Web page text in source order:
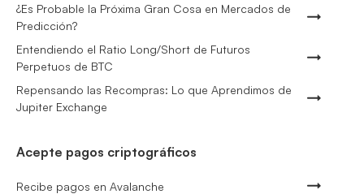
¿Es Probable la Próxima Gran Cosa en Mercados de
Predicción?
Entendiendo el Ratio Long/Short de Futuros
Perpetuos de BTC
Repensando las Recompras: Lo que Aprendimos de
Jupiter Exchange
Acepte pagos criptográficos
Recibe pagos en Avalanche